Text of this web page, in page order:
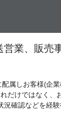
営業、販売
属しお客様(企
だけではなく、
況確認などを経